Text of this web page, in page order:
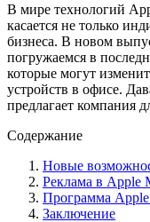
В мире технологий
касается не только
бизнеса. В новом
погружаемся в
которые могут
устройств в офисе.
предлагает компания
Содержание
Новые
Реклама в Apple
Программа Apple
Заключение